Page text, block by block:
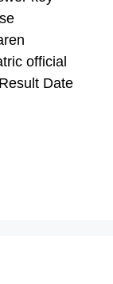
official
Date